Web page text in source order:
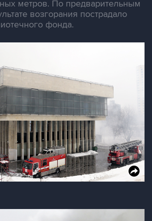
метров. По предварительным
возгорания пострадало
фонда.